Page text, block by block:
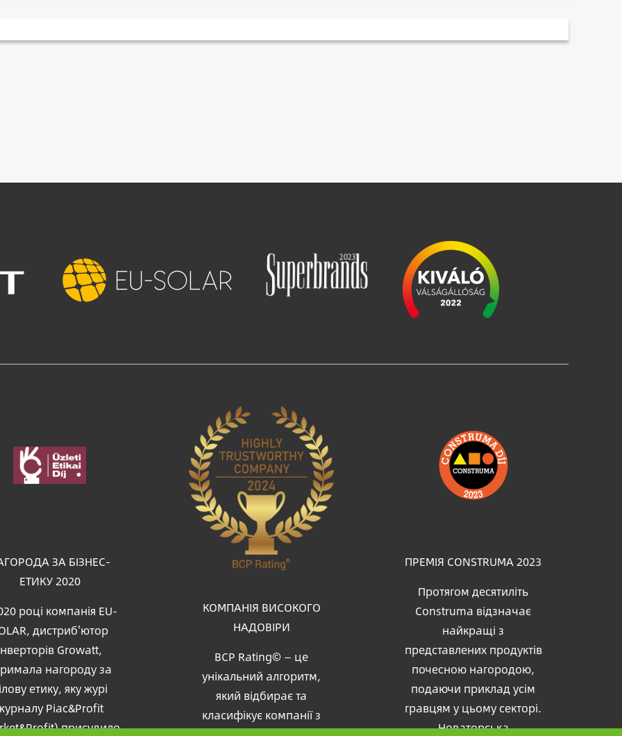
ЗА БІЗНЕС-
ЕТИКУ 2020
році компанія EU-
дистриб'ютор
Growatt,
нагороду за
етику, яку журі
Piac&Profit
присудило
КОМПАНІЯ ВИСОКОГО
НАДОВІРИ
BCP Rating© — це
унікальний алгоритм,
який відбирає та
класифікує компанії з
Зображення
ПРЕМІЯ CONSTRUMA 2023
Протягом десятиліть
Construma відзначає
найкращі з
представлених продуктів
почесною нагородою,
подаючи приклад усім
гравцям у цьому секторі.
Новаторська